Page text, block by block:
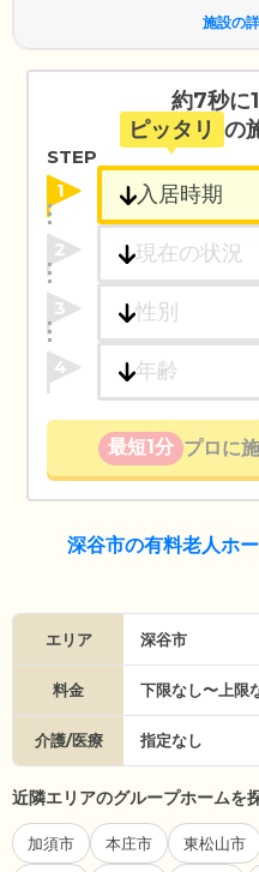
施設の
約7秒に
ピッタリ の
STEP
1
2
3
4
最短1分 プロに
深谷市の有料老人ホ
エリア 深谷市
料金 下限なし〜上限
介護/医療 指定なし
近隣エリアのグループホームを
加須市 本庄市 東松山市